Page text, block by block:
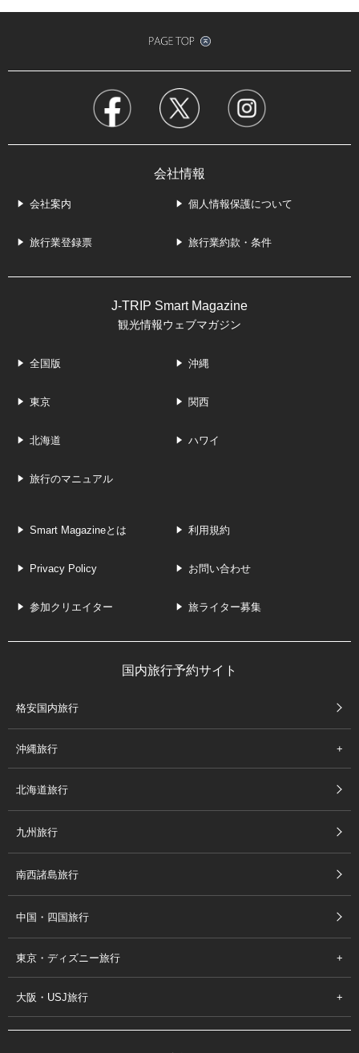
会社情報
会社案内 個人情報保護について
旅行業登録票 旅行業約款・条件
J-TRIP Smart Magazine
観光情報ウェブマガジン
全国版 沖縄
東京 関西
北海道 ハワイ
旅行のマニュアル
Smart Magazineとは 利用規約
Privacy Policy お問い合わせ
参加クリエイター 旅ライター募集
国内旅行予約サイト
格安国内旅行
沖縄旅行
北海道旅行
九州旅行
南西諸島旅行
中国・四国旅行
東京・ディズニー旅行
大阪・USJ旅行